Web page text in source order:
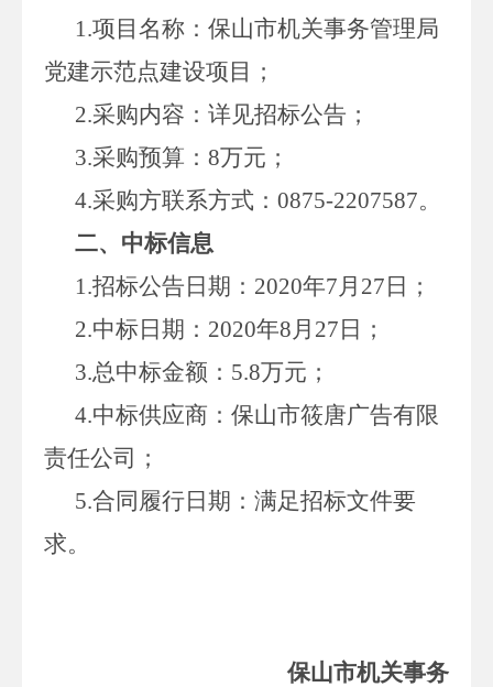
1.项目名称：保山市机关事务管理局
党建示范点建设项目；
2.采购内容：详见招标公告；
3.采购预算：8万元；
4.采购方联系方式：0875-2207587。
二、中标信息
1.招标公告日期：2020年7月27日；
2.中标日期：2020年8月27日；
3.总中标金额：5.8万元；
4.中标供应商：保山市筱唐广告有限
责任公司；
5.合同履行日期：满足招标文件要
求。
保山市机关事务